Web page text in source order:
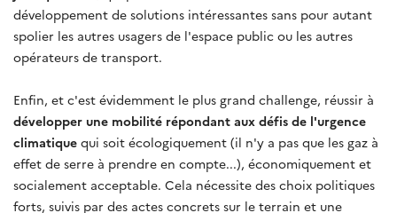
développement de solutions intéressantes sans pour autant
spolier les autres usagers de l'espace public ou les autres
opérateurs de transport.
Enfin, et c'est évidemment le plus grand challenge, réussir à
développer une mobilité répondant aux défis de l'urgence
climatique qui soit écologiquement (il n'y a pas que les gaz à
effet de serre à prendre en compte...), économiquement et
socialement acceptable. Cela nécessite des choix politiques
forts, suivis par des actes concrets sur le terrain et une